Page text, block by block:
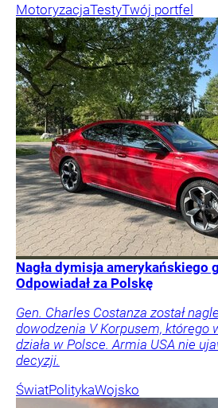
MotoryzacjaTestyTwój portfel
Nagła dymisja amerykańskiego
Odpowiadał za Polskę
Gen. Charles Costanza został
dowodzenia V Korpusem, którego
działa w Polsce. Armia USA nie
decyzji.
ŚwiatPolitykaWojsko